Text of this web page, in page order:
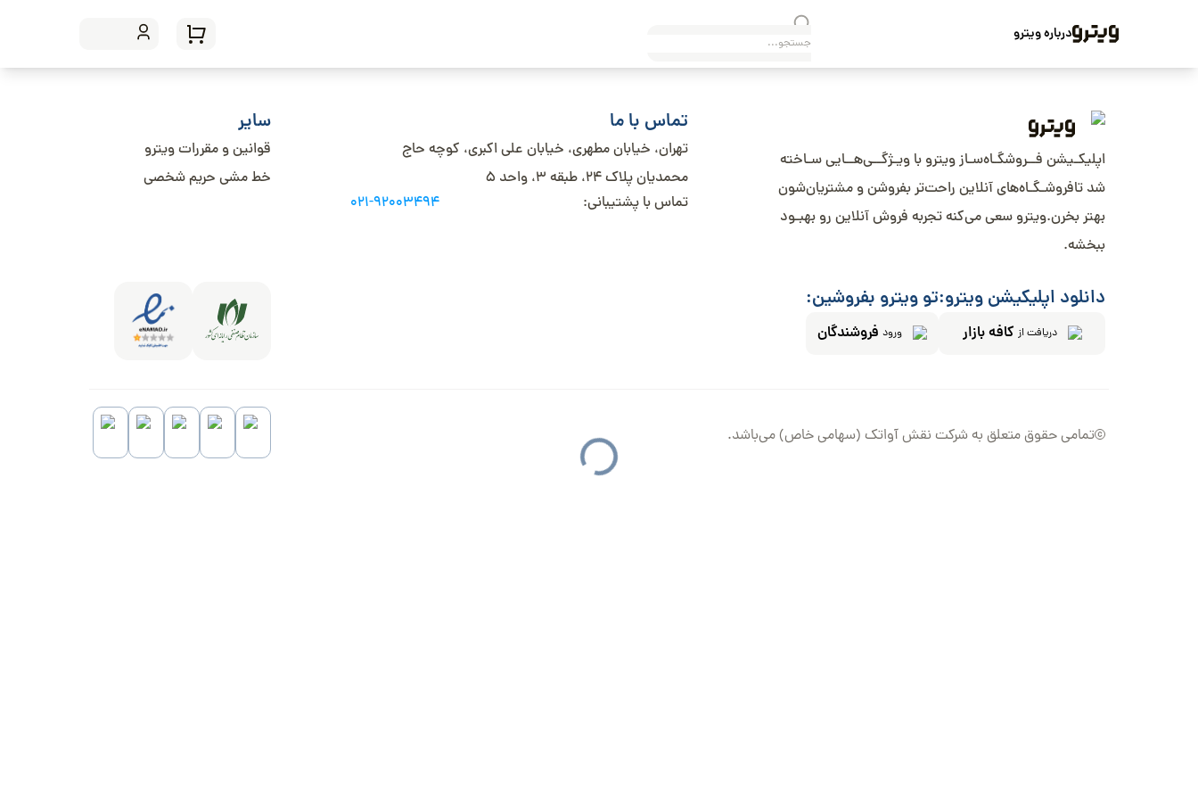
درباره ویترو
اپلیکـیشن فــروشگـاه‌سـاز ویترو با ویـژگــی‌هــایی سـاخته
شد تافروشـگـاه‌های آنلاین راحت‌تر بفروشن و مشتریان‌شون
بهتر بخرن.ویترو سعی می‌کنه تجربه فروش آنلاین رو بهبـود
ببخشه.
تماس با ما
تهران، خیابان مطهری، خیابان علی اکبری، کوچه حاج
محمدیان پلاک 24، طبقه 3، واحد 5
تماس با پشتیبانی:
021-92003494
سایر
قوانین و مقررات ویترو
خط مشی حریم شخصی
دانلود اپلیکیشن ویترو:
دریافت از کافه بازار
تو ویترو بفروشین:
ورود فروشندگان
تمامی حقوق متعلق به شرکت نقش آواتک (سهامی خاص) می‌باشد.